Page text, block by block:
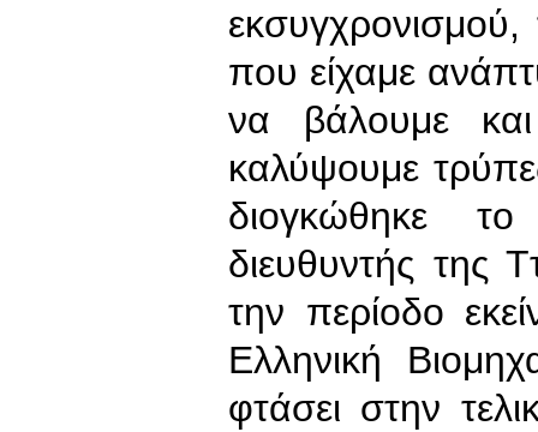
εκσυγχρονισμού,
που είχαμε
να βάλουμε
καλύψουμε
διογκώθηκε
διευθυντής
την περίοδο
Ελληνική
φτάσει στην